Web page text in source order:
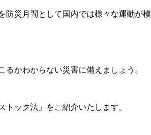
防災月間として国内では様々な運動が模
るかわからない災害に備えましょう。
ック法」をご紹介いたします。